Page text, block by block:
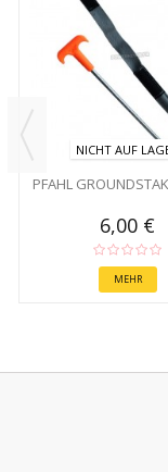
NICHT AUF
PFAHL
6,00 €
MEHR